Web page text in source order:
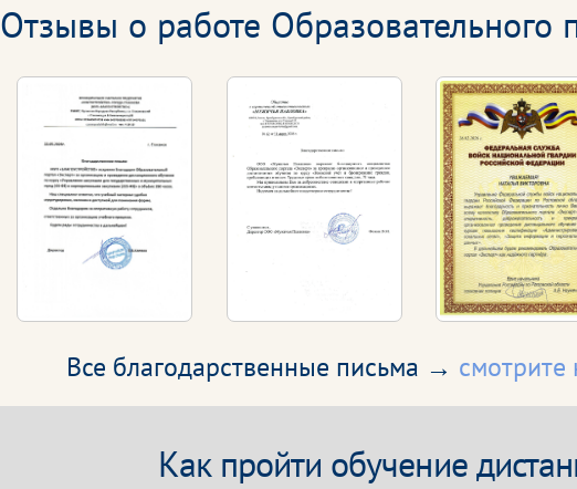
Отзывы о работе Образовательного
Все благодарственные письма → смотрите
Как пройти обучение